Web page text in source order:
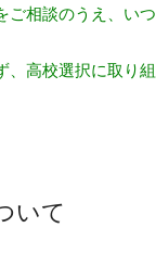
相談のうえ、い
高校選択に取り組
いて